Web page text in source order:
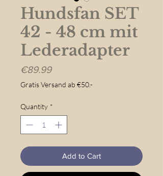
Hundsfan SET
42 - 48 cm mit
Lederadapter
€89.99Price
Gratis Versand ab €50.-
Quantity *
Add to Cart